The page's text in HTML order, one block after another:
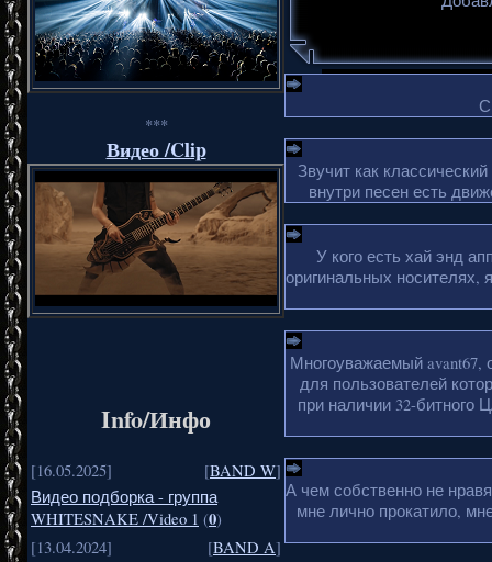
***
Видео /Clip
Info/Инфо
[16.05.2025] [BAND W]
Видео подборка - группа
WHITESNAKE /Video 1 (0)
[13.04.2024]
[BAND A]
Звучит как
внутри песен есть
У кого есть хай энд
оригинальных
Многоуважаемый
для пользователей
при наличии 32-битного
А чем собственно не
мне лично прокатило,